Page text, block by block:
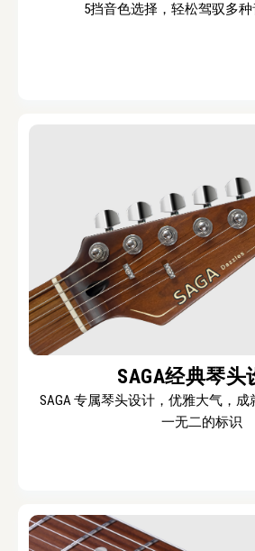
5挡音色选择，轻松驾驭多种
SAGA经典琴头
SAGA 专属琴头设计，优雅大气，成
一无二的标识